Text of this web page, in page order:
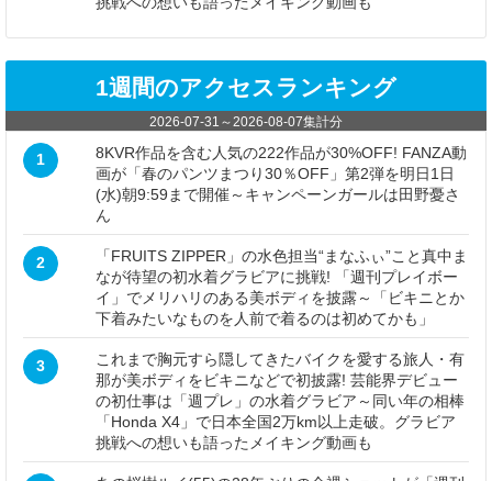
1週間のアクセスランキング
2026-07-31 ～2026-08-07集計分
1
8KVR作品を含む人気の222作品が30%OFF! FANZA動
画が「春のパンツまつり30％OFF」第2弾を明日1日
(水)朝9:59まで開催～キャンペーンガールは田野憂さ
ん
2
「FRUITS ZIPPER」の水色担当“まなふぃ”こと真中ま
なが待望の初水着グラビアに挑戦! 「週刊プレイボー
イ」でメリハリのある美ボディを披露～「ビキニとか
下着みたいなものを人前で着るのは初めてかも」
3
これまで胸元すら隠してきたバイクを愛する旅人・有
那が美ボディをビキニなどで初披露! 芸能界デビュー
の初仕事は「週プレ」の水着グラビア～同い年の相棒
「Honda X4」で日本全国2万km以上走破。グラビア
挑戦への想いも語ったメイキング動画も